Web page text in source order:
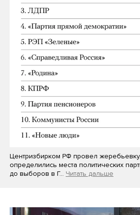
Центризбирком РФ провел
определились места политических
до выборов в Г… Читать дальше